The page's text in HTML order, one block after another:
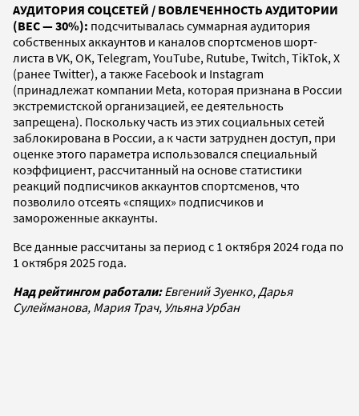
АУДИТОРИЯ СОЦСЕТЕЙ / ВОВЛЕЧЕННОСТЬ АУДИТОРИИ
(ВЕС — 30%): подсчитывалась суммарная аудитория
собственных аккаунтов и каналов спортсменов шорт-
листа в VK, OK, Telegram, YouTube, Rutube, Twitch, TikTok, X
(ранее Twitter), а также Facebook и Instagram
(принадлежат компании Meta, которая признана в России
экстремистской организацией, ее деятельность
запрещена). Поскольку часть из этих социальных сетей
заблокирована в России, а к части затруднен доступ, при
оценке этого параметра использовался специальный
коэффициент, рассчитанный на основе статистики
реакций подписчиков аккаунтов спортсменов, что
позволило отсеять «спящих» подписчиков и
замороженные аккаунты.
Все данные рассчитаны за период с 1 октября 2024 года по
1 октября 2025 года.
Над рейтингом работали:Евгений Зуенко, Дарья
Сулейманова, Мария Трач, Ульяна Урбан